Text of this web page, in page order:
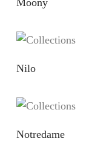
Moony
Nilo
Notredame